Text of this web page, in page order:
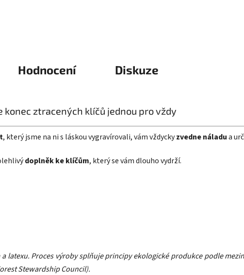
Hodnocení Diskuze
konec ztracených klíčů jednou pro vždy
, který jsme na ni s láskou vygravírovali, vám vždyckyzvedne náladua
doplněk ke klíčům, který se vám dlouho vydrží.
latexu. Proces výroby splňuje principy ekologické produkce podle
Stewardship Council).